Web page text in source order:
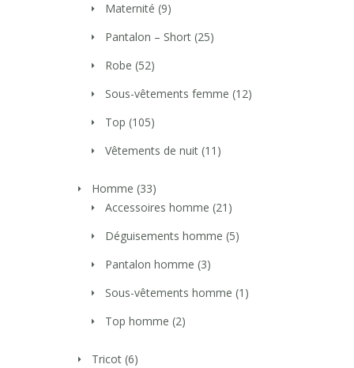
Maternité (9)
Pantalon – Short (25)
Robe (52)
Sous-vêtements femme (12)
Top (105)
Vêtements de nuit (11)
Homme (33)
Accessoires homme (21)
Déguisements homme (5)
Pantalon homme (3)
Sous-vêtements homme (1)
Top homme (2)
Tricot (6)